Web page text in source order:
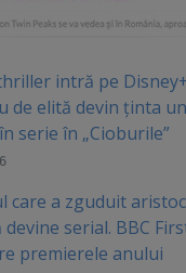
intră pe
de elită devin ținta
serie în „Cioburile”
care a zguduit
serial. BBC
premierele anului